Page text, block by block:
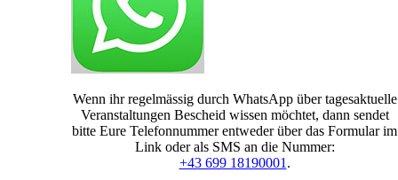
Wenn ihr regelmässig durch WhatsApp über tagesaktuelle
Veranstaltungen Bescheid wissen möchtet, dann sendet
bitte Eure Telefonnummer entweder über das Formular im
Link oder als SMS an die Nummer:
+43 699 18190001 .